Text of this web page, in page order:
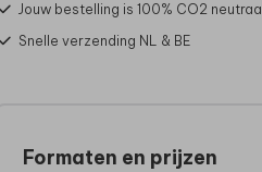
Jouw bestelling is 100% CO2 neutraal
Snelle verzending NL & BE
Formaten en prijzen